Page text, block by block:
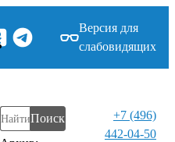
Версия для
слабовидящих
Поиск
+7 (496)
442-04-50